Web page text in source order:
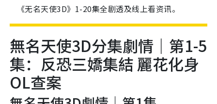
《无名天使3D》1-20集全剧透及线上看资讯。
無名天使3D分集劇情｜第1-5
集：反恐三嬌集結 麗花化身
OL查案